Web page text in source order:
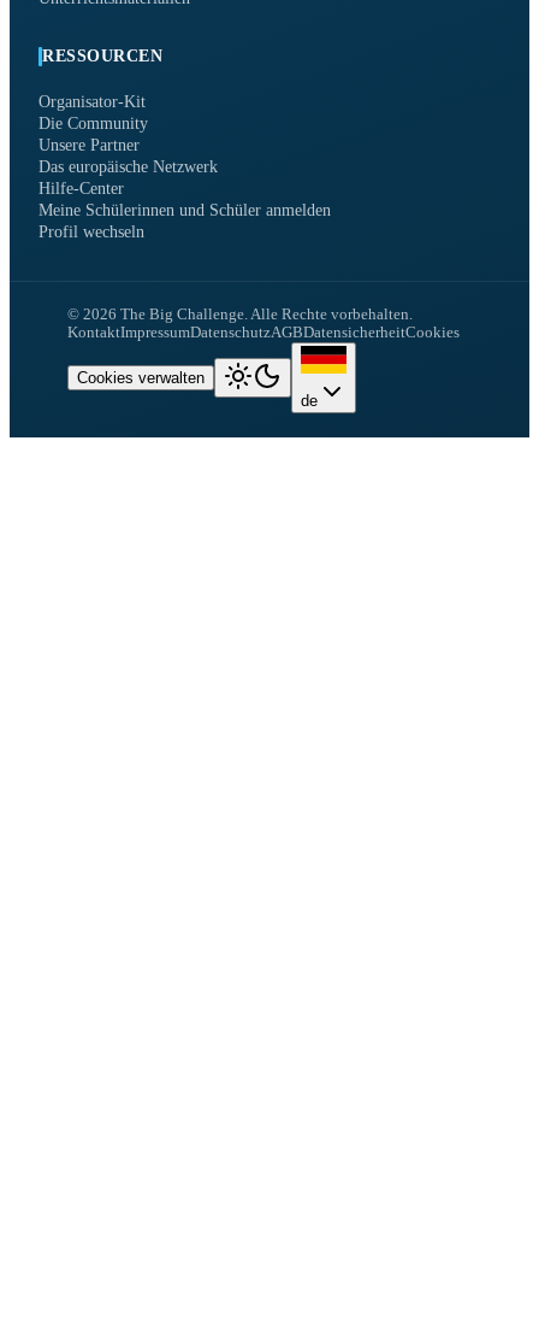
RESSOURCEN
Organisator-Kit
Die Community
Unsere Partner
Das europäische Netzwerk
Hilfe-Center
Meine Schülerinnen und Schüler anmelden
Profil wechseln
© 2026 The Big Challenge.Alle Rechte vorbehalten.
KontaktImpressumDatenschutzAGBDatensicherheitCookies
Cookies verwalten
de